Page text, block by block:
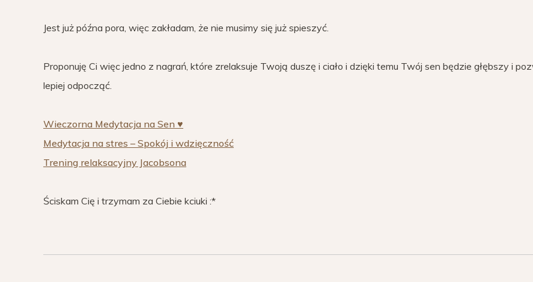
Jest już późna pora, więc zakładam, że nie musimy się już spieszyć.
Proponuję Ci więc jedno z nagrań, które zrelaksuje Twoją duszę i ciało i dzięki temu Twój sen będzie głębszy i
lepiej odpocząć.
Wieczorna Medytacja na Sen ♥
Medytacja na stres – Spokój i wdzięczność
Trening relaksacyjny Jacobsona
Ściskam Cię i trzymam za Ciebie kciuki :*